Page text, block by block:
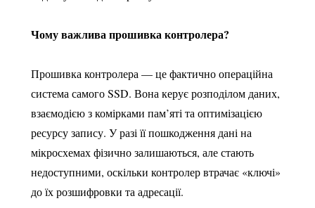
Чому важлива прошивка контролера?
Прошивка контролера — це фактично операційна
система самого SSD. Вона керує розподілом даних,
взаємодією з комірками пам’яті та оптимізацією
ресурсу запису. У разі її пошкодження дані на
мікросхемах фізично залишаються, але стають
недоступними, оскільки контролер втрачає «ключі»
до їх розшифровки та адресації.